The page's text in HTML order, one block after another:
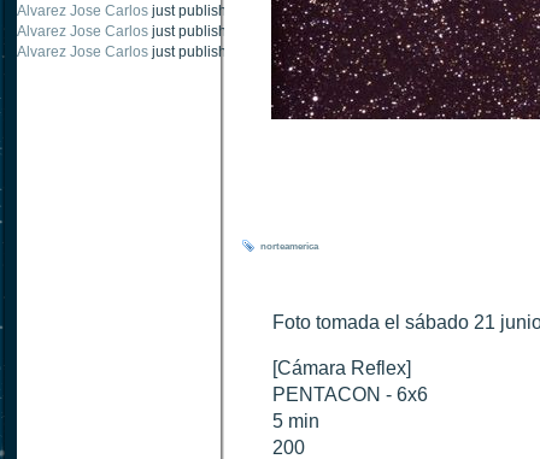
Alvarez Jose Carlos just published " Oposición Marte 30 de octubre 2020
Alvarez Jose Carlos just published " Oposición Marte 28 Octubre 2020".
Alvarez Jose Carlos just published " Marte oposición octubre 2020 vs NASA".
norteamerica
Foto tomada el sábado 21
[Cámara Reflex]
PENTACON - 6x6
5 min
200